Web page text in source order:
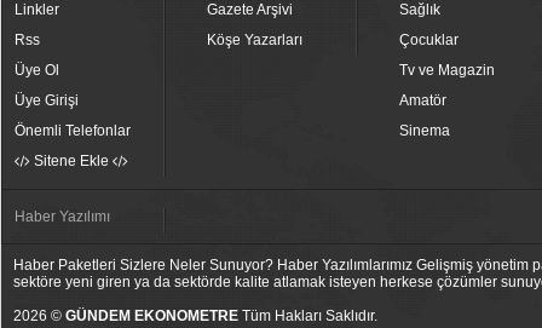
Linkler
Rss
Üye Ol
Üye Girişi
Önemli Telefonlar
Sitene Ekle
Gazete Arşivi
Köşe Yazarları
Sağlık
Çocuklar
Tv ve Magazin
Amatör
Sinema
Haber Yazılımı
Haber Paketleri Sizlere Neler Sunuyor? Haber Yazılımlarımız Gelişmiş
sektöre yeni giren ya da sektörde kalite atlamak isteyen herkese çözümler
2026 © GÜNDEM EKONOMETRE Tüm Hakları Saklıdır.